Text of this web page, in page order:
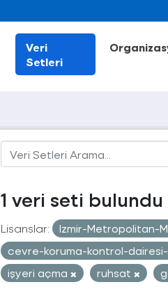
Veri
Setleri
1 veri seti bulundu
Lisanslar: Izmir-Metropolitan-
cevre-koruma-kontrol-
işyeri açma
ruhsat